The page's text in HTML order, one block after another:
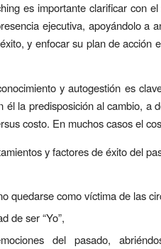
es importante clarificar con
ejecutiva, apoyándolo a
y enfocar su plan de acción
y autogestión es
él la predisposición al cambio, a
costo. En muchos casos el
y factores de éxito del
quedarse como víctima de las
de ser “Yo”,
del pasado,